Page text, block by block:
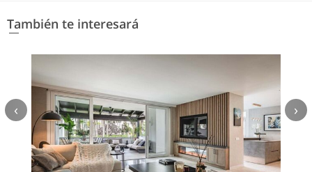
También te interesará
‹ ›